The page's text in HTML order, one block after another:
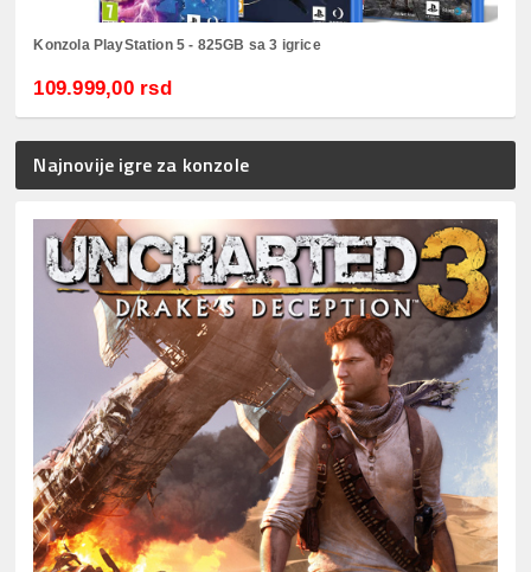
Konzola PlayStation 5 - 825GB sa 3 igrice
109.999,00 rsd
Najnovije igre za konzole